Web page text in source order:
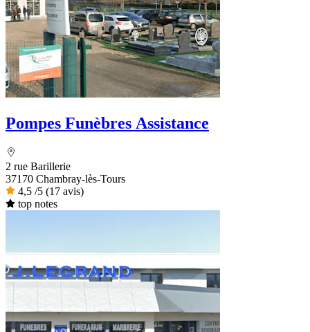
Pompes Funèbres Assistance
2 rue Barillerie
37170 Chambray-lès-Tours
4,5 /5 (17 avis)
top notes